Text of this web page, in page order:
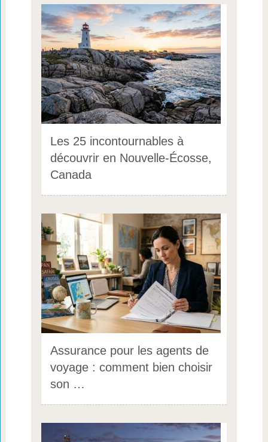
Les 25 incontournables à
découvrir en Nouvelle-Écosse,
Canada
Assurance pour les agents de
voyage : comment bien choisir
son …